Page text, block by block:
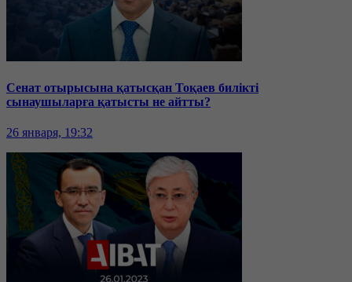
Сенат отырысына қатысқан Тоқаев билікті
сынаушыларға қатысты не айтты?
26 января, 19:32